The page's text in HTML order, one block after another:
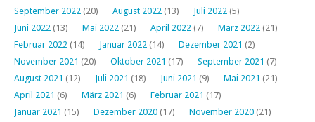
September 2022 (20) August 2022 (13) Juli 2022 (5)
Juni 2022 (13) Mai 2022 (21) April 2022 (7) März 2022 (21)
Februar 2022 (14) Januar 2022 (14) Dezember 2021 (2)
November 2021 (20) Oktober 2021 (17) September 2021 (7)
August 2021 (12) Juli 2021 (18) Juni 2021 (9) Mai 2021 (21)
April 2021 (6) März 2021 (6) Februar 2021 (17)
Januar 2021 (15) Dezember 2020 (17) November 2020 (21)